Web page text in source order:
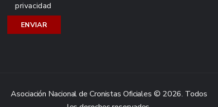
privacidad
Asociación Nacional de Cronistas Oficiales © 2026. Todos